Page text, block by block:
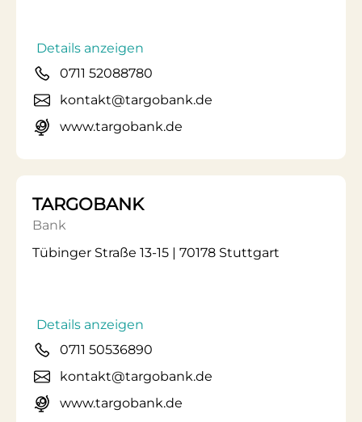
Details anzeigen
0711 52088780
kontakt@targobank.de
www.targobank.de
TARGOBANK
Bank
Tübinger Straße 13-15 | 70178 Stuttgart
Details anzeigen
0711 50536890
kontakt@targobank.de
www.targobank.de